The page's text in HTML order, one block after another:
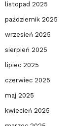
listopad 2025
październik 2025
wrzesień 2025
sierpień 2025
lipiec 2025
czerwiec 2025
maj 2025
kwiecień 2025